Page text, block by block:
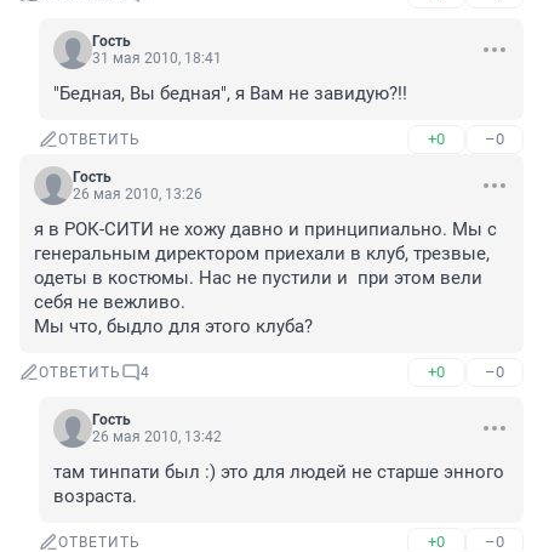
Гость
31 мая 2010, 18:41
"Бедная, Вы бедная", я Вам не завидую?!!
ОТВЕТИТЬ +0 –0
Гость
26 мая 2010, 13:26
я в РОК-СИТИ не хожу давно и принципиально. Мы с
генеральным директором приехали в клуб, трезвые,
одеты в костюмы. Нас не пустили и  при этом вели
себя не вежливо.
Мы что, быдло для этого клуба?
ОТВЕТИТЬ 4 +0 –0
Гость
26 мая 2010, 13:42
там тинпати был :) это для людей не старше энного
возраста.
ОТВЕТИТЬ +0 –0